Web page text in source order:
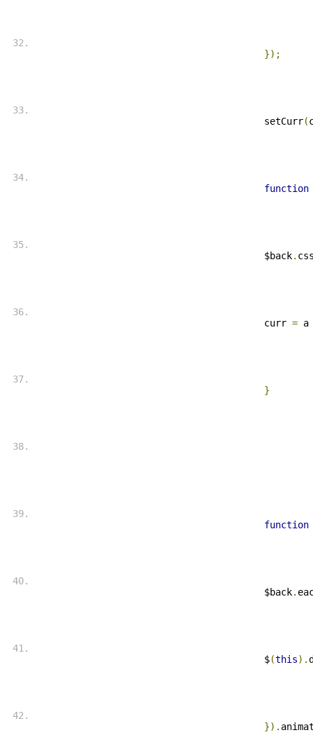
});
setCurr(
function
$back.
curr = a
}
function
$back.
$(this).
}).